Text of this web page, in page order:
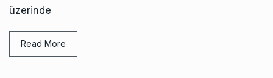
üzerinde
Read More